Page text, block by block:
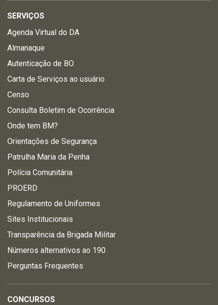
SERVIÇOS
Agenda Virtual do DA
Almanaque
Autenticação de BO
Carta de Serviços ao usuário
Censo
Consulta Boletim de Ocorrência
Onde tem BM?
Orientações de Segurança
Patrulha Maria da Penha
Polícia Comunitária
PROERD
Regulamento de Uniformes
Sites Institucionais
Transparência da Brigada Militar
Números alternativos ao 190
Perguntas Frequentes
CONCURSOS